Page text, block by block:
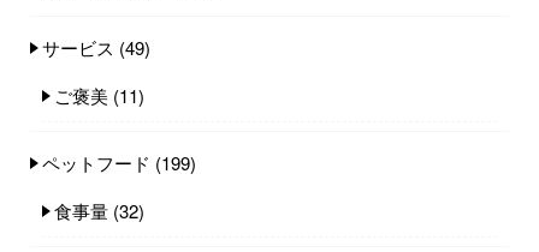
サービス (49)
ご褒美 (11)
ペットフード (199)
食事量 (32)